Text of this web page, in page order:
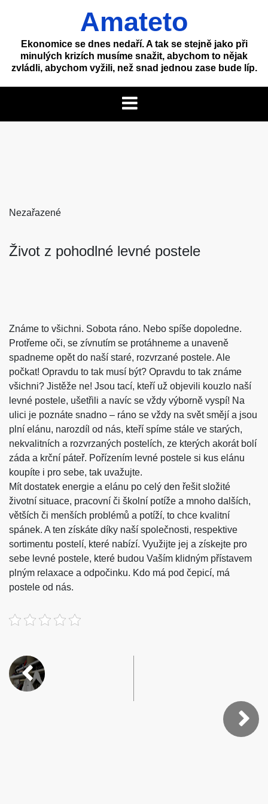
Amateto
Ekonomice se dnes nedaří. A tak se stejně jako při
minulých krizích musíme snažit, abychom to nějak
zvládli, abychom vyžili, než snad jednou zase bude líp.
Nezařazené
Život z pohodlné levné postele
Známe to všichni. Sobota ráno. Nebo spíše dopoledne.
Protřeme oči, se zívnutím se protáhneme a unaveně
spadneme opět do naší staré, rozvrzané postele. Ale
počkat! Opravdu to tak musí být? Opravdu to tak známe
všichni? Jistěže ne! Jsou tací, kteří už objevili kouzlo naší
levné postele, ušetřili a navíc se vždy výborně vyspí! Na
ulici je poznáte snadno – ráno se vždy na svět smějí a jsou
plní elánu, narozdíl od nás, kteří spíme stále ve starých,
nekvalitních a rozvrzaných postelích, ze kterých akorát bolí
záda a krční páteř. Pořízením levné postele si kus elánu
koupíte i pro sebe, tak uvažujte.
Mít dostatek energie a elánu po celý den řešit složité
životní situace, pracovní či školní potíže a mnoho dalších,
větších či menších problémů a potíží, to chce kvalitní
spánek. A ten získáte díky naší společnosti, respektive
sortimentu postelí, které nabízí. Využijte jej a získejte pro
sebe levné postele, které budou Vaším klidným přístavem
plným relaxace a odpočinku. Kdo má pod čepicí, má
postele od nás.